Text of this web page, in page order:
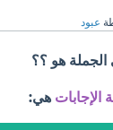
عبود
هو ؟؟
الإجابات هي: